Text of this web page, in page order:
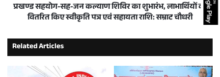
प्रखण्ड सहयोग-सह-जन कल्याण शिविर का शुभारंभ, लाभार्थियों को
वितरित किए स्वीकृति पत्र एवं सहायता राशि: सम्राट चौधरी
Related Articles